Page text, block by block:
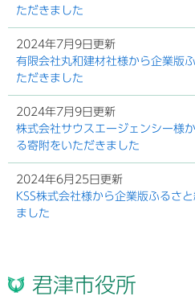
ただきました
2024年7月9日更新
有限会社丸和建材社様から企業版
ただきました
2024年7月9日更新
株式会社サウスエージェンシー様
る寄附をいただきました
2024年6月25日更新
KSS株式会社様から企業版ふるさ
ました
君津市役所